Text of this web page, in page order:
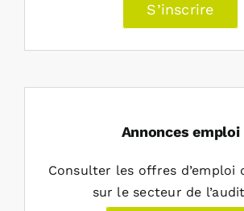
S’inscrire
Annonces emploi
Consulter les offres d’emploi
sur le secteur de